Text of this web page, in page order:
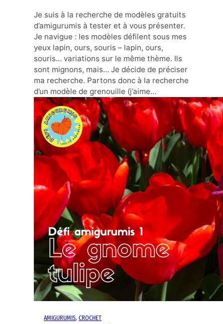
Je suis à la recherche de modèles gratuits
d’amigurumis à tester et à vous présenter.
Je navigue : les modèles défilent sous mes
yeux lapin, ours, souris – lapin, ours,
souris… variations sur le même thème. Ils
sont mignons, mais… Je décide de préciser
ma recherche. Partons donc à la recherche
d’un modèle de grenouille (j’aime…
AMIGURUMIS, CROCHET